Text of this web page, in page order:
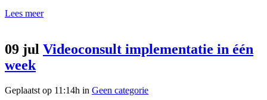
Lees meer
09 jul Videoconsult implementatie in één
week
Geplaatst op 11:14h in Geen categorie